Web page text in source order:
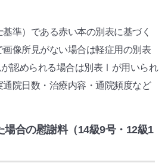
準）である赤い本の別表に基づく
画像所見がない場合は軽症用の別表
認められる場合は別表Ⅰが用いられ
通院日数・治療内容・通院頻度など
場合の慰謝料（14級9号・12級1